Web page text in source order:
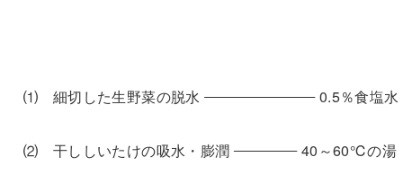
⑴ 細切した生野菜の脱水 0.5％食塩水
⑵ 干ししいたけの吸水・膨潤 40 ～60℃の湯